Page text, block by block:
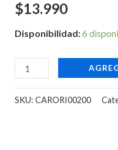
$13.990
Disponibilidad:6
/
cantidad
SKU: CARORI00200